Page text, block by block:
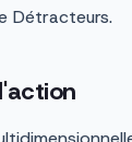
Détracteurs.